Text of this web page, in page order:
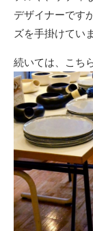
デザイナーです
ズを手掛けてい
続いては、こち